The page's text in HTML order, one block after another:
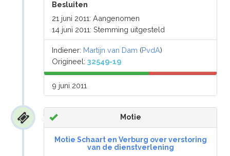
Besluiten
21 juni 2011: Aangenomen
14 juni 2011: Stemming uitgesteld
Indiener: Martijn van Dam (PvdA)
Origineel:32549-19
9 juni 2011
Motie
Motie Schaart en Verburg over verstoring
van de dienstverlening